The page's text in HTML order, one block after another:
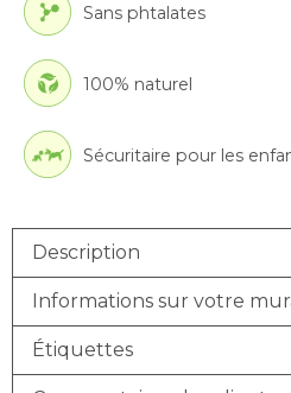
Sans phtalates
100% naturel
Sécuritaire pour les
Description
Informations sur votre
Étiquettes